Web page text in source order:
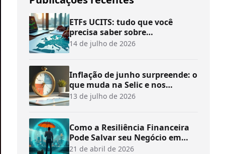
ETFs UCITS: tudo que você
precisa saber sobre
investimentos
14 de julho de 2026
Inflação de junho surpreende: o
que muda na Selic e nos
investimentos?
13 de julho de 2026
Como a Resiliência Financeira
Pode Salvar seu Negócio em
Tempos de Crise
21 de abril de 2026